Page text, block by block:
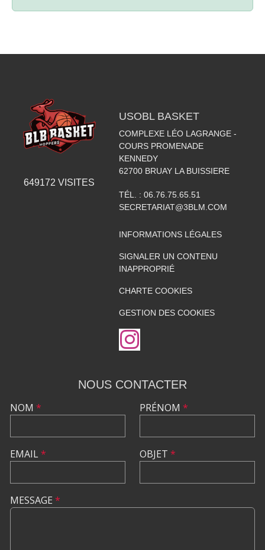
649172 VISITES
USOBL BASKET
COMPLEXE LÉO LAGRANGE -
COURS PROMENADE
KENNEDY
62700 BRUAY LA BUISSIERE
TÉL. : 06.76.75.65.51
SECRETARIAT@3BLM.COM
INFORMATIONS LÉGALES
SIGNALER UN CONTENU
INAPPROPRIÉ
CHARTE COOKIES
GESTION DES COOKIES
NOUS CONTACTER
NOM *
EMAIL*
PRÉNOM *
OBJET *
MESSAGE *